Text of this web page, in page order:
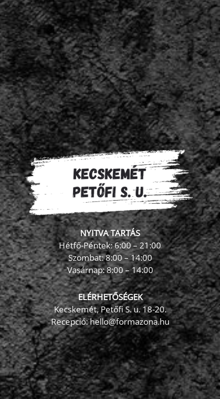
NYITVA TARTÁS
Hétfő-Péntek: 6:00 – 21:00
Szombat: 8:00 – 14:00
Vasárnap: 8:00 – 14:00
ELÉRHETŐSÉGEK
Kecskemét, Petőfi S. u. 18-20.
Recepció: hello@formazona.hu